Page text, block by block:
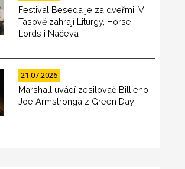
Festival Beseda je za dveřmi. V
Tasově zahrají Liturgy, Horse
Lords i Načeva
21.07.2026
Marshall uvádí zesilovač Billieho
Joe Armstronga z Green Day